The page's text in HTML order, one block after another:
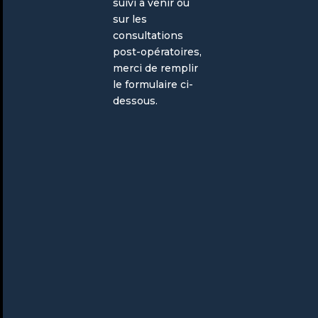
suivi à venir ou
sur les
consultations
post-opératoires,
merci de remplir
le formulaire ci-
dessous.